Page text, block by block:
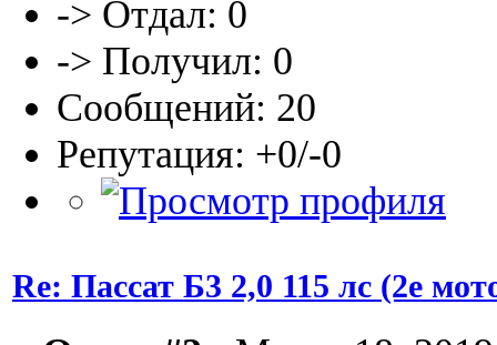
-> Отдал: 0
-> Получил: 0
Сообщений: 20
Репутация: +0/-0
Re: Пассат Б3 2,0 115 лс (2е